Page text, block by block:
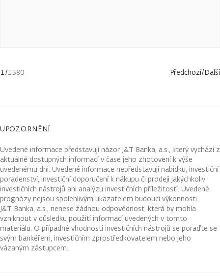
1/1580 Předchozí/Další
UPOZORNĚNÍ
Uvedené informace představují názor J&T Banka, a.s., který vychází z
aktuálně dostupných informací v čase jeho zhotovení k výše
uvedenému dni. Uvedené informace nepředstavují nabídku, investiční
poradenství, investiční doporučení k nákupu či prodeji jakýchkoliv
investičních nástrojů ani analýzu investičních příležitostí. Uvedené
prognózy nejsou spolehlivým ukazatelem budoucí výkonnosti.
J&T Banka, a.s., nenese žádnou odpovědnost, která by mohla
vzniknout v důsledku použití informací uvedených v tomto
materiálu. O případné vhodnosti investičních nástrojů se poraďte se
svým bankéřem, investičním zprostředkovatelem nebo jeho
vázaným zástupcem.